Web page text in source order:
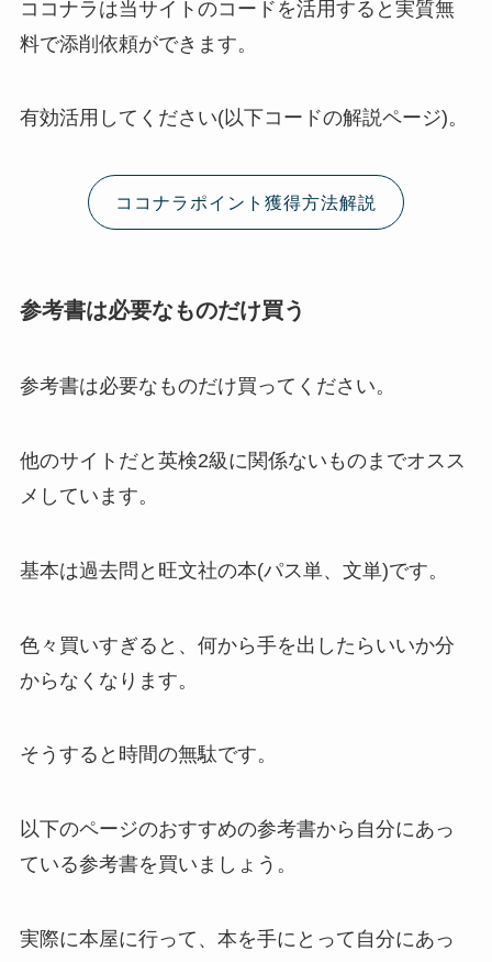
ココナラは当サイトのコードを活用すると実質無
料で添削依頼ができます。
有効活用してください(以下コードの解説ページ)。
ココナラポイント獲得方法解説
参考書は必要なものだけ買う
参考書は必要なものだけ買ってください。
他のサイトだと英検2級に関係ないものまでオスス
メしています。
基本は過去問と旺文社の本(パス単、文単)です。
色々買いすぎると、何から手を出したらいいか分
からなくなります。
そうすると時間の無駄です。
以下のページのおすすめの参考書から自分にあっ
ている参考書を買いましょう。
実際に本屋に行って、本を手にとって自分にあっ